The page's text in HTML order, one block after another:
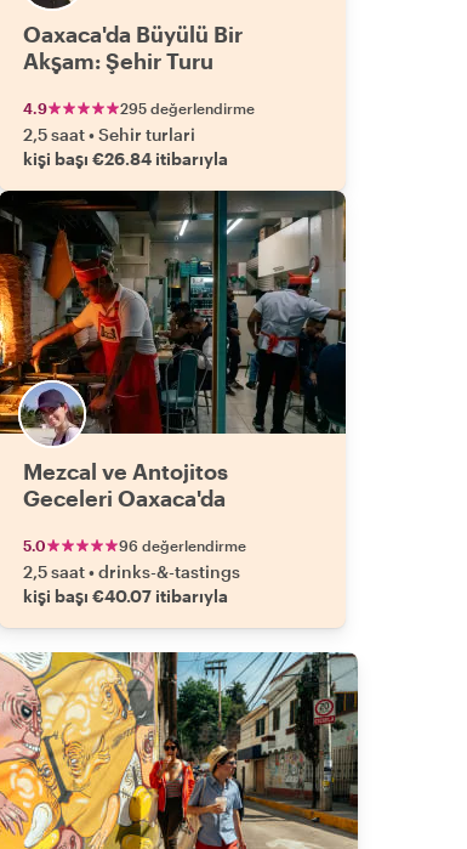
Oaxaca'da Büyülü Bir
Akşam: Şehir Turu
4.9 295 değerlendirme
2,5 saat•Sehir turlari
kişi başı €26.84 itibarıyla
Mezcal ve Antojitos
Geceleri Oaxaca'da
5.0 96 değerlendirme
2,5 saat•drinks-&-tastings
kişi başı €40.07 itibarıyla